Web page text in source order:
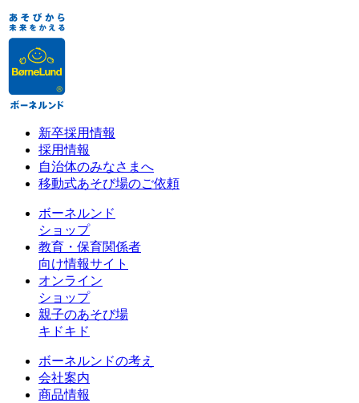
新卒採用情報
採用情報
自治体のみなさまへ
移動式あそび場のご依頼
ボーネルンド
ショップ
教育・保育関係者
向け情報サイト
オンライン
ショップ
親子のあそび場
キドキド
ボーネルンドの考え
会社案内
商品情報